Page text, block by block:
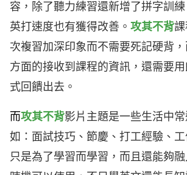
容，除了聽力練習還新增了拼字訓
英打速度也有獲得改善。 攻其不背
次複習加深印象而不需要死記硬背
方面的接收到課程的資訊，還需要
式回饋出去。
而攻其不背影片主題是一些生活中
如：面試技巧、節慶、打工經驗、
只是為了學習而學習，而且還能夠